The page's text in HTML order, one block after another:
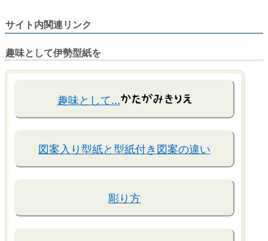
サイト内関連リンク
趣味として伊勢型紙を
趣味として…
図案入り型紙と型紙付き図案の違い
彫り方